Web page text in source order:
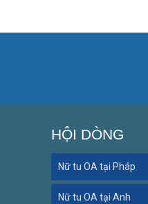
HỘI DÒNG
Nữ tu OA tại Pháp
Nữ tu OA tại Anh